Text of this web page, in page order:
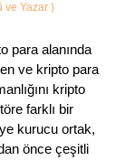
ve Yazar )
para alanında
ve kripto para
kripto
farklı bir
kurucu ortak,
önce çeşitli